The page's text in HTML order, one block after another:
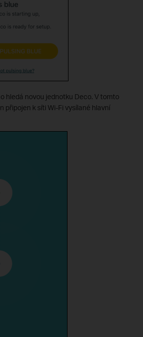
hledá novou jednotku Deco. V tomto
připojen k síti Wi-Fi vysílané hlavní